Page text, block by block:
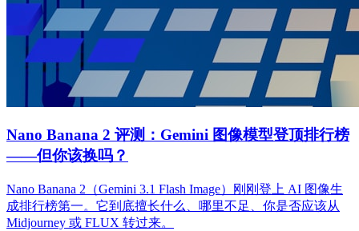
Nano Banana 2 评测：Gemini 图像模型登顶排行榜
——但你该换吗？
Nano Banana 2（Gemini 3.1 Flash Image）刚刚登上 AI 图像生
成排行榜第一。它到底擅长什么、哪里不足、你是否应该从
Midjourney 或 FLUX 转过来。